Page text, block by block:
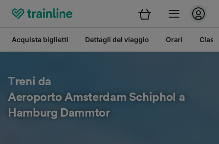
Acquista biglietti Dettagli del viaggio Orari
Treni da
Aeroporto Amsterdam Schiphol a
Hamburg Dammtor